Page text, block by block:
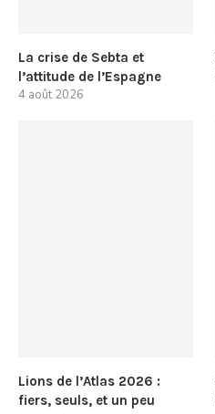
La crise de Sebta et
l’attitude de l’Espagne
4 août 2026
Lions de l’Atlas 2026 :
fiers, seuls, et un peu